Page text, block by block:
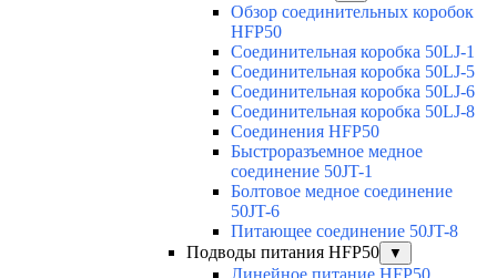
Обзор соединительных коробок
HFP50
Соединительная коробка 50LJ-1
Соединительная коробка 50LJ-5
Соединительная коробка 50LJ-6
Соединительная коробка 50LJ-8
Соединения HFP50
Быстроразъемное медное
соединение 50JT-1
Болтовое медное соединение
50JT-6
Питающее соединение 50JT-8
Подводы питания HFP50
▼
Линейное питание HFP50